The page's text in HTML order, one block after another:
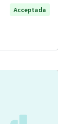
Acceptada